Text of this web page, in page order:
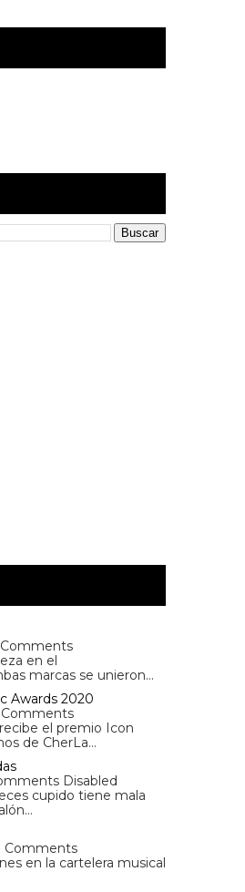
Comments
en el
marcas se unieron…
Awards 2020
Comments
el premio Icon
de CherLa…
Disabled
cupido tiene mala
Comments
en la cartelera musical